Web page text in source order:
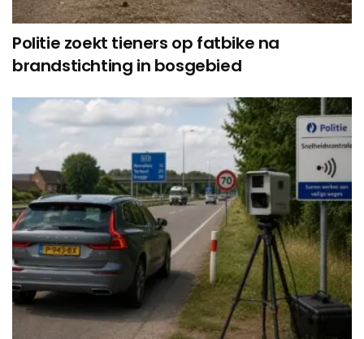
Politie zoekt tieners op fatbike na
brandstichting in bosgebied